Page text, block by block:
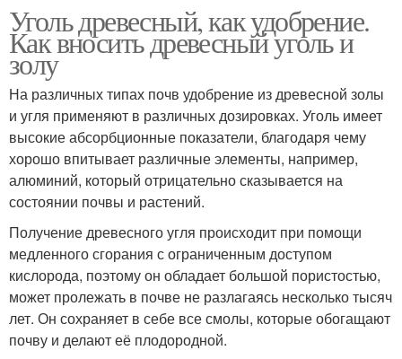
Уголь древесный, как удобрение.
Как вносить древесный уголь и
золу
На различных типах почв удобрение из древесной золы
и угля применяют в различных дозировках. Уголь имеет
высокие абсорбционные показатели, благодаря чему
хорошо впитывает различные элементы, например,
алюминий, который отрицательно сказывается на
состоянии почвы и растений.
Получение древесного угля происходит при помощи
медленного сгорания с ограниченным доступом
кислорода, поэтому он обладает большой пористостью,
может пролежать в почве не разлагаясь несколько тысяч
лет. Он сохраняет в себе все смолы, которые обогащают
почву и делают её плодородной.